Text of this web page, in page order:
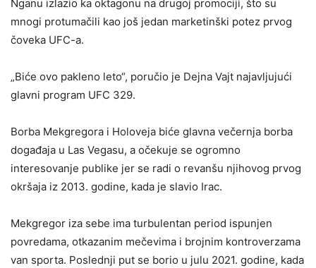
Nganu izlazio ka oktagonu na drugoj promociji, što su
mnogi protumačili kao još jedan marketinški potez prvog
čoveka UFC-a.
„Biće ovo pakleno leto“, poručio je Dejna Vajt najavljujući
glavni program UFC 329.
Borba Mekgregora i Holoveja biće glavna večernja borba
događaja u Las Vegasu, a očekuje se ogromno
interesovanje publike jer se radi o revanšu njihovog prvog
okršaja iz 2013. godine, kada je slavio Irac.
Mekgregor iza sebe ima turbulentan period ispunjen
povredama, otkazanim mečevima i brojnim kontroverzama
van sporta. Poslednji put se borio u julu 2021. godine, kada